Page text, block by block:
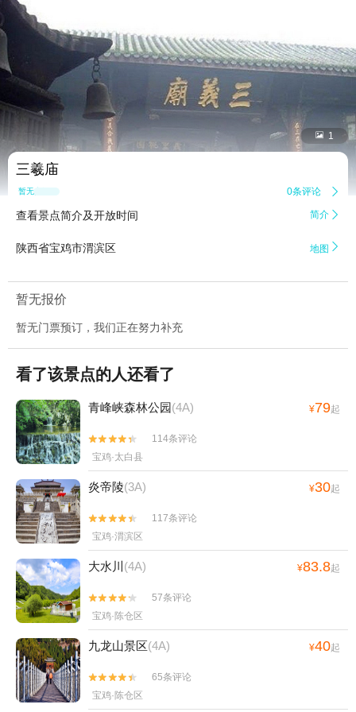
 1
三羲庙
暂无点评 0条评论 
查看景点简介及开放时间 简介 
陕西省宝鸡市渭滨区 地图 
暂无报价
暂无门票预订，我们正在努力补充
看了该景点的人还看了
青峰峡森林公园(4A) ¥79起


114条评论
宝鸡·太白县
炎帝陵(3A) ¥30起


117条评论
宝鸡·渭滨区
大水川 (4A) ¥83.8起


57条评论
宝鸡·陈仓区
九龙山景区(4A) ¥40起


65条评论
宝鸡·陈仓区
